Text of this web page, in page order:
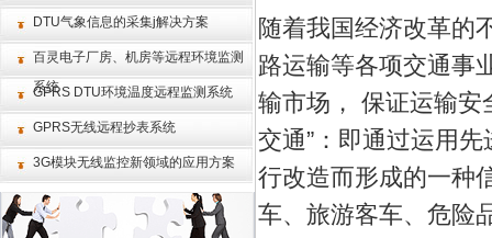
DTU气象信息的采集j解决方案
百灵电子厂房、机房等远程环境监测
系统
GPRS DTU环境温度远程监测系统
GPRS无线远程抄表系统
3G模块无线监控新领域的应用方案
随着我国经济改革的
路运输等各项交通事
输市场， 保证运输安
交通”：即通过运用
行改造而形成的一种
车、旅游客车、危险